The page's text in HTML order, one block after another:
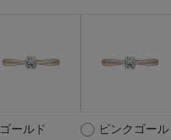
ゴールド
ピンクゴール